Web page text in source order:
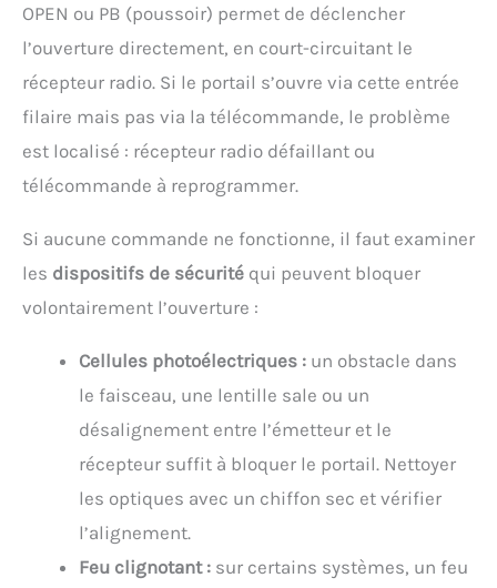
OPEN ou PB (poussoir) permet de déclencher
l’ouverture directement, en court-circuitant le
récepteur radio. Si le portail s’ouvre via cette entrée
filaire mais pas via la télécommande, le problème
est localisé : récepteur radio défaillant ou
télécommande à reprogrammer.
Si aucune commande ne fonctionne, il faut examiner
les dispositifs de sécurité qui peuvent bloquer
volontairement l’ouverture :
Cellules photoélectriques : un obstacle dans
le faisceau, une lentille sale ou un
désalignement entre l’émetteur et le
récepteur suffit à bloquer le portail. Nettoyer
les optiques avec un chiffon sec et vérifier
l’alignement.
Feu clignotant : sur certains systèmes, un feu